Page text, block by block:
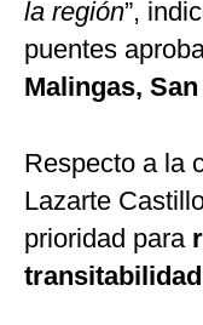
la región”,
puentes
Malingas,
Respecto a la
Lazarte
prioridad para